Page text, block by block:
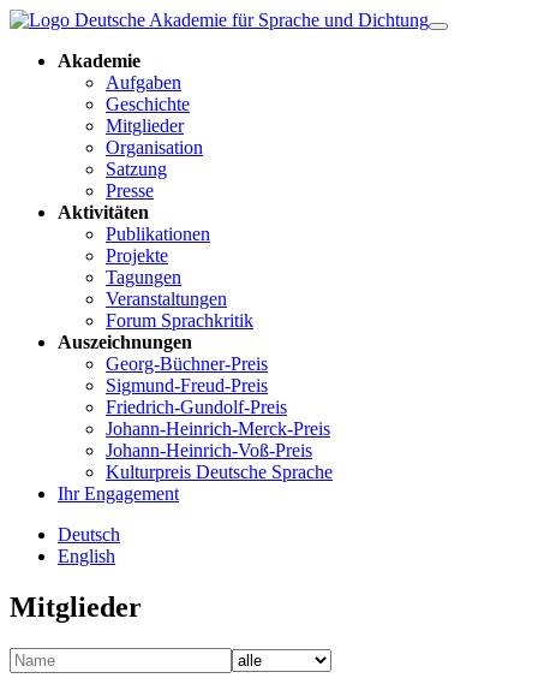
Akademie
Aufgaben
Geschichte
Mitglieder
Organisation
Satzung
Presse
Aktivitäten
Publikationen
Projekte
Tagungen
Veranstaltungen
Forum Sprachkritik
Auszeichnungen
Georg-Büchner-Preis
Sigmund-Freud-Preis
Friedrich-Gundolf-Preis
Johann-Heinrich-Merck-Preis
Johann-Heinrich-Voß-Preis
Kulturpreis Deutsche Sprache
Ihr Engagement
Deutsch
English
Mitglieder